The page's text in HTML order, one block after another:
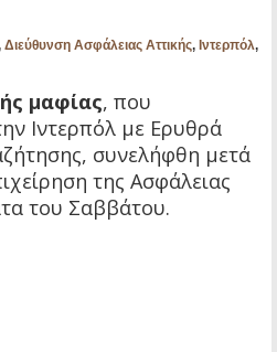
Διεύθυνση Ασφάλειας Αττικής, Ιντερπόλ,
μαφίας, που
Ιντερπόλ με Ερυθρά
συνελήφθη μετά
της Ασφάλειας
του Σαββάτου.